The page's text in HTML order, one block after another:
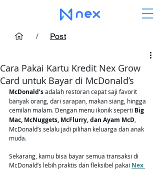
/ Post
Cara Pakai Kartu Kredit Nex Grow
Card untuk Bayar di McDonald’s
McDonald’s adalah restoran cepat saji favorit
banyak orang, dari sarapan, makan siang, hingga
cemilan malam. Dengan menu ikonik seperti Big
Mac, McNuggets, McFlurry, dan Ayam McD
McDonald’s selalu jadi pilihan keluarga dan anak
muda.
Sekarang, kamu bisa bayar semua transaksi di
McDonald’s lebih praktis dan fleksibel pakai Nex